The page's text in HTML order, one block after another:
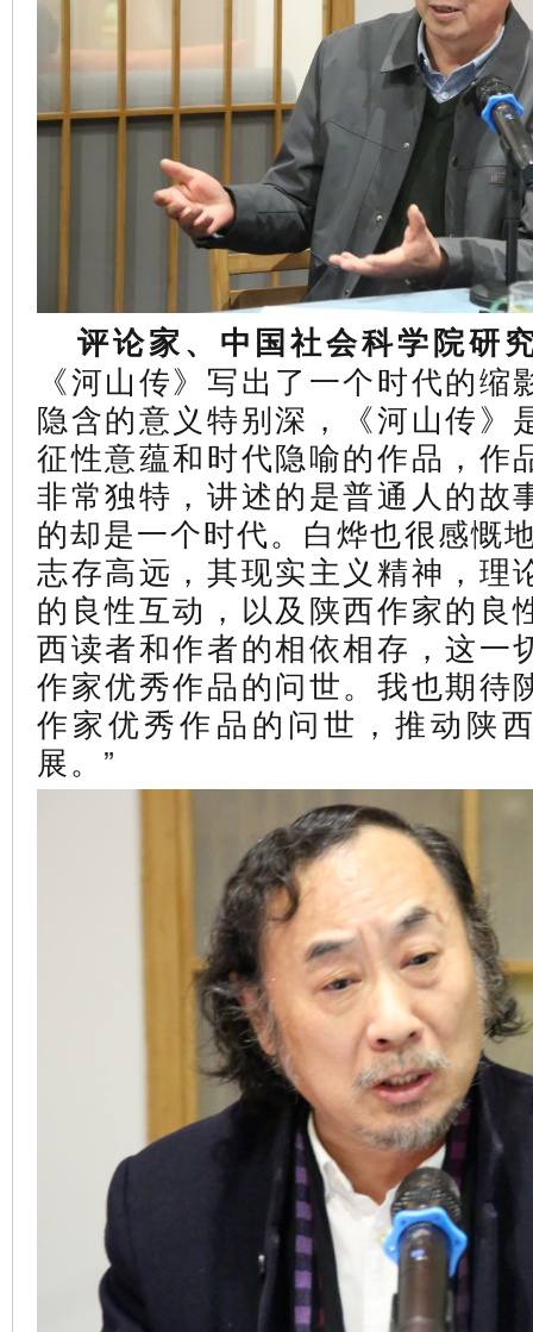
评论家、中国社会科学院研
《河山传》写出了一个时代的缩
隐含的意义特别深，《河山传》
征性意蕴和时代隐喻的作品，作
非常独特，讲述的是普通人的故
的却是一个时代。白烨也很感慨
志存高远，其现实主义精神，理
的良性互动，以及陕西作家的良
西读者和作者的相依相存，这一
作家优秀作品的问世。我也期待
作家优秀作品的问世，推动陕
展。”